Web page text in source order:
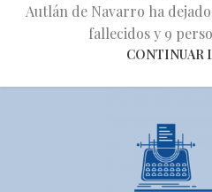
Autlán de Navarro ha
fallecidos y 9
CONTINUAR